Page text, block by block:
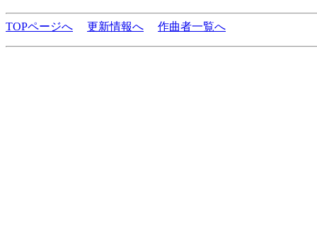
TOPページへ 更新情報へ 作曲者一覧へ